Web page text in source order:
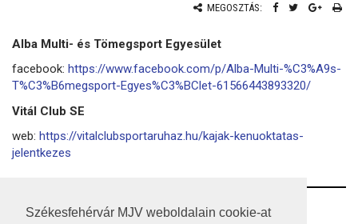
Székesfehérvár MJV weboldalain cookie-at
MEGOSZTÁS:
Alba Multi- és Tömegsport Egyesület
facebook: https://www.facebook.com/p/Alba-Multi-%C3%A9s-
T%C3%B6megsport-Egyes%C3%BClet-61566443893320/
Vitál Club SE
web: https://vitalclubsportaruhaz.hu/kajak-kenuoktatas-
jelentkezes
RSS